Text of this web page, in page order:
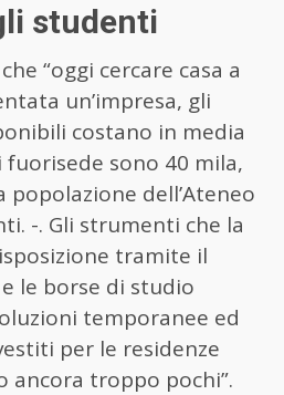
studenti
“oggi cercare casa a
un’impresa, gli
costano in media
sono 40 mila,
dell’Ateneo
-. Gli strumenti che la
tramite il
le borse di studio
temporanee ed
per le residenze
ancora troppo pochi”.